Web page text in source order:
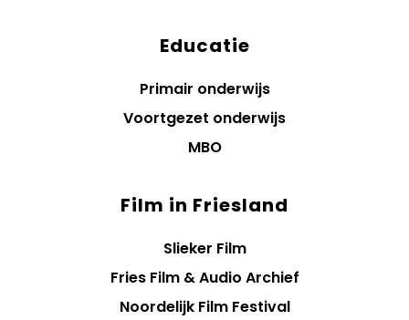
Educatie
Primair onderwijs
Voortgezet onderwijs
MBO
Film in Friesland
Slieker Film
Fries Film & Audio Archief
Noordelijk Film Festival